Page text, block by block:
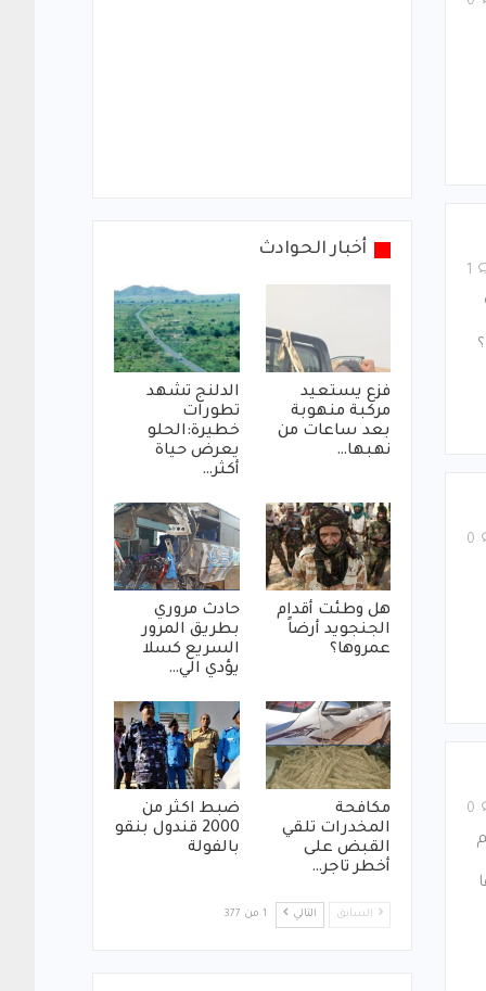
أخبار الحوادث
فزع يستعيد
مركبة منهوبة
بعد ساعات من
نهبها…
الدلنج تشهد
تطورات
خطيرة:الحلو
يعرض حياة
أكثر…
هل وطئت أقدام
الجنجويد أرضاً
عمروها؟
حادث مروري
بطريق المرور
السريع كسلا
يؤدي الي…
مكافحة
المخدرات تلقي
القبض على
أخطر تاجر…
ضبط اكثر من
2000 قندول بنقو
بالفولة
السابق التالي 1 من 377